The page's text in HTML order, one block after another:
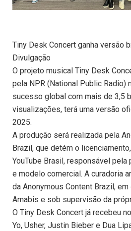
Tiny Desk Concert ganha versão
Divulgação
O projeto musical Tiny Desk
pela NPR (National Public Radio)
sucesso global com mais de 3,5
visualizações, terá uma versão
2025.
A produção será realizada pela
Brazil, que detém o
YouTube Brasil, responsável
e modelo comercial. A curadoria
da Anonymous Content Brazil,
Amabis e sob supervisão da
O Tiny Desk Concert já recebeu
Yo, Usher, Justin Bieber e Dua